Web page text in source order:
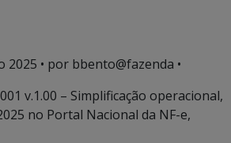
2025 • por bbento@fazenda •
v.1.00 – Simplificação operacional,
no Portal Nacional da NF-e,